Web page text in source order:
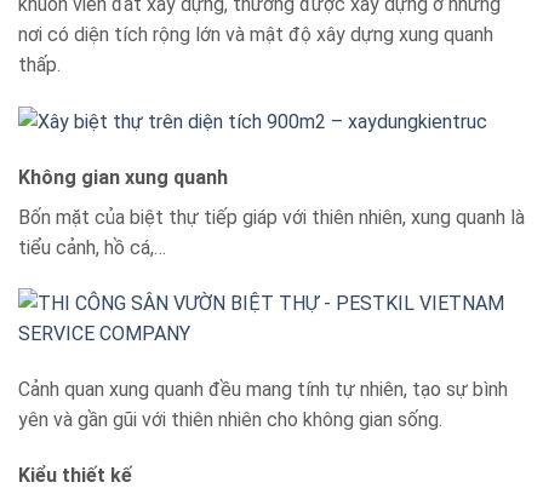
nơi có diện tích rộng lớn và mật độ xây dựng xung quanh
thấp.
Không gian xung quanh
Bốn mặt của biệt thự tiếp giáp với thiên nhiên, xung quanh là
tiểu cảnh, hồ cá,…
Cảnh quan xung quanh đều mang tính tự nhiên, tạo sự bình
yên và gần gũi với thiên nhiên cho không gian sống.
Kiểu thiết kế